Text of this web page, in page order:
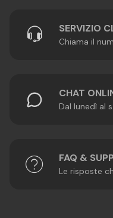
SERVIZIO
Chiama il
CHAT
Dal lunedì al
FAQ &
Le risposte